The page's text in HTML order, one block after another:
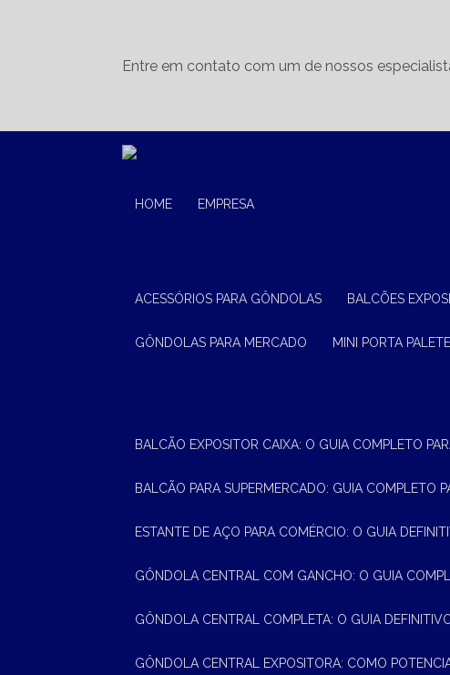
Entre em contato com um de nossos
HOME EMPRESA
ACESSÓRIOS PARA GÔNDOLAS BALCÕES
GÔNDOLAS PARA MERCADO MINI PORTA
BALCÃO EXPOSITOR CAIXA: O GUIA COMPLETO
BALCÃO PARA SUPERMERCADO: GUIA COMPLETO
ESTANTE DE AÇO PARA COMÉRCIO: O GUIA
GÔNDOLA CENTRAL COM GANCHO: O GUIA
GÔNDOLA CENTRAL COMPLETA: O GUIA
GÔNDOLA CENTRAL EXPOSITORA: COMO